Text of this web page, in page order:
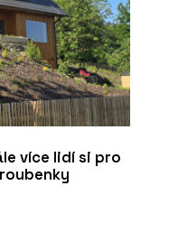
více lidí si pro